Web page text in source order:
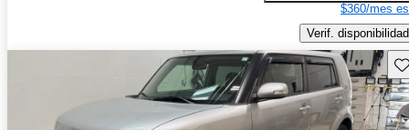
$360/mes
Verif. disponibilidad